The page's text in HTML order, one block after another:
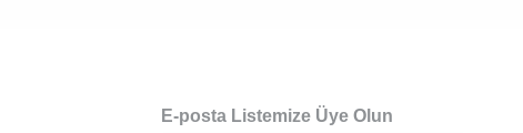
E-posta Listemize Üye Olun